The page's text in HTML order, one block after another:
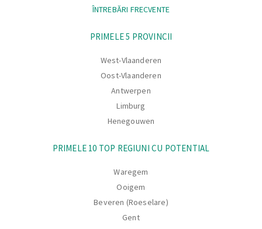
ÎNTREBĂRI FRECVENTE
PRIMELE 5 PROVINCII
West-Vlaanderen
Oost-Vlaanderen
Antwerpen
Limburg
Henegouwen
PRIMELE 10 TOP REGIUNI CU POTENTIAL
Waregem
Ooigem
Beveren (Roeselare)
Gent